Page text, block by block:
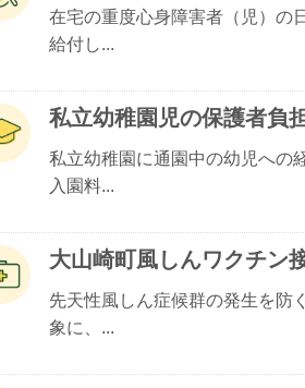
在宅の重度心身障害者（児）の
給付し...
私立幼稚園児の保護者負
私立幼稚園に通園中の幼児への
入園料...
大山崎町風しんワクチン
先天性風しん症候群の発生を防
象に、...